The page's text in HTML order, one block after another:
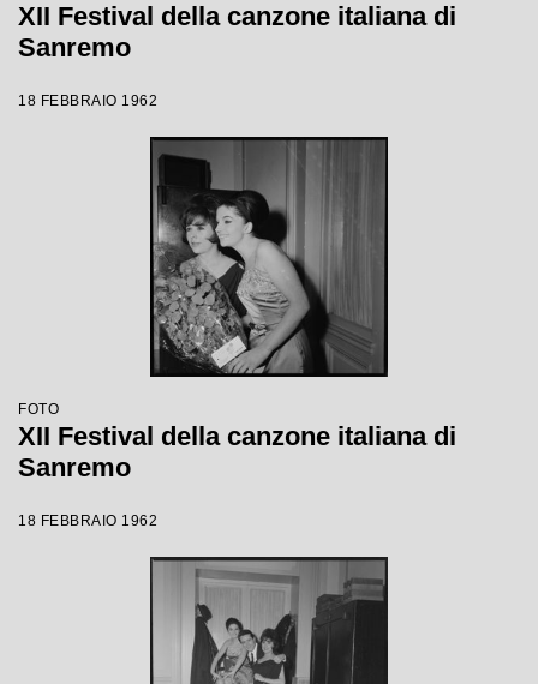
XII Festival della canzone italiana di
Sanremo
18 FEBBRAIO 1962
FOTO
XII Festival della canzone italiana di
Sanremo
18 FEBBRAIO 1962